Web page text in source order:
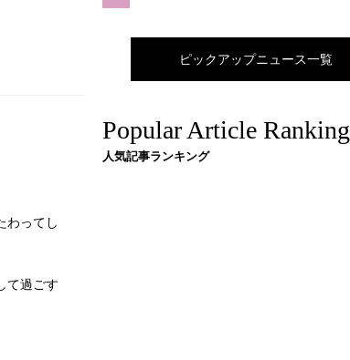
わってし
て過ごす
ピックアップニュース一覧
Popular Article Ranking
人気記事ランキング